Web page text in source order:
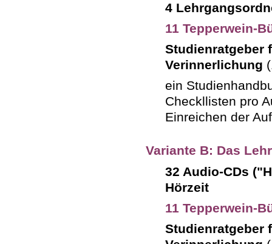
4
11 Tepperwein-
Studienratgeber
Verinnerlichung
ein
Checkllisten pro
Einreichen der
Variante B: Das
32 Audio-CDs
Hörzeit
11 Tepperwein-
Studienratgeber